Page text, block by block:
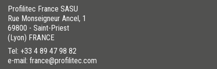
Profilitec France SASU
Rue Monseigneur Ancel, 1
69800 - Saint-Priest
(Lyon) FRANCE
Tel: +33 4 89 47 98 82
e-mail: france@profilitec.com